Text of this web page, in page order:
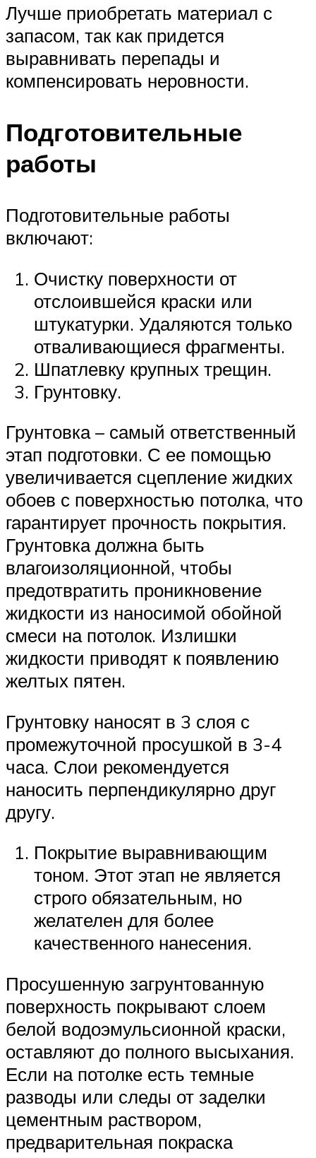
Лучше приобретать материал с
запасом, так как придется
выравнивать перепады и
компенсировать неровности.
Подготовительные
работы
Подготовительные работы
включают:
Очистку поверхности от
отслоившейся краски или
штукатурки. Удаляются только
отваливающиеся фрагменты.
Шпатлевку крупных трещин.
Грунтовку.
Грунтовка – самый ответственный
этап подготовки. С ее помощью
увеличивается сцепление жидких
обоев с поверхностью потолка, что
гарантирует прочность покрытия.
Грунтовка должна быть
влагоизоляционной, чтобы
предотвратить проникновение
жидкости из наносимой обойной
смеси на потолок. Излишки
жидкости приводят к появлению
желтых пятен.
Грунтовку наносят в 3 слоя с
промежуточной просушкой в 3-4
часа. Слои рекомендуется
наносить перпендикулярно друг
другу.
Покрытие выравнивающим
тоном. Этот этап не является
строго обязательным, но
желателен для более
качественного нанесения.
Просушенную загрунтованную
поверхность покрывают слоем
белой водоэмульсионной краски,
оставляют до полного высыхания.
Если на потолке есть темные
разводы или следы от заделки
цементным раствором,
предварительная покраска